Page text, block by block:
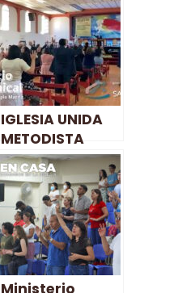
IGLESIA UNIDA
METODISTA
PENTECOSTAL 2
SAN MIGUEL –
San Miguel
Ministerio